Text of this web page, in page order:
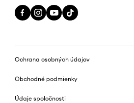
Ochrana osobných údajov
Obchodné podmienky
Údaje spoločnosti